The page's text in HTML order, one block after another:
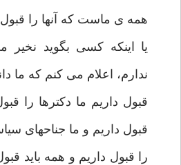
همه ی ماست که آنها را
یا اینکه کسی بگوید نخیر
ندارم، اعلام می کنم که ما
قبول داریم ما دکترها را
قبول داریم و ما جناحهای
را قبول داریم و همه باید